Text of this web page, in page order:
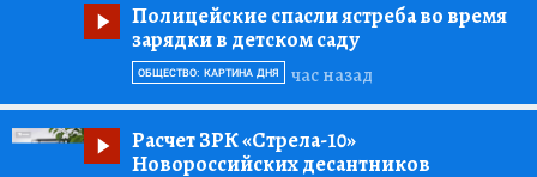
Полицейские спасли ястреба во время
зарядки в детском саду
час назад
ОБЩЕСТВО: КАРТИНА ДНЯ
Расчет ЗРК «Стрела-10»
Новороссийских десантников